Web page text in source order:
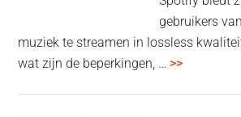
gebruikers
muziek te streamen in lossless
wat zijn de beperkingen, … >>overSpotify